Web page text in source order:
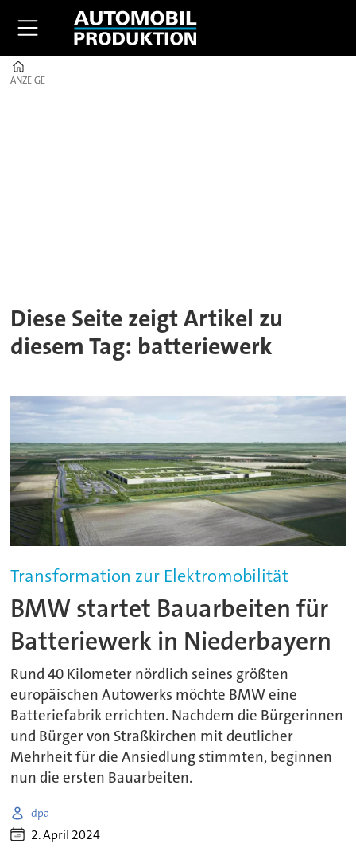
ANZEIGE
ANZEIGE
Diese Seite zeigt Artikel zu
diesem Tag: batteriewerk
Transformation zur Elektromobilität
BMW startet Bauarbeiten für
Batteriewerk in Niederbayern
Rund 40 Kilometer nördlich seines größten
europäischen Autowerks möchte BMW eine
Batteriefabrik errichten. Nachdem die Bürgerinnen
und Bürger von Straßkirchen mit deutlicher
Mehrheit für die Ansiedlung stimmten, beginnen
nun die ersten Bauarbeiten.
dpa
2. April 2024